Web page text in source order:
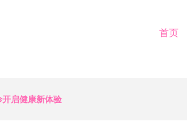
首页
启健康新体验